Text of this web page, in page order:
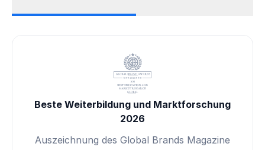
Beste Weiterbildung und Marktforschung
2026
Auszeichnung des Global Brands Magazine